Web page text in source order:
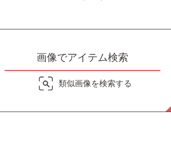
画像でアイテム検索
類似画像を検索する